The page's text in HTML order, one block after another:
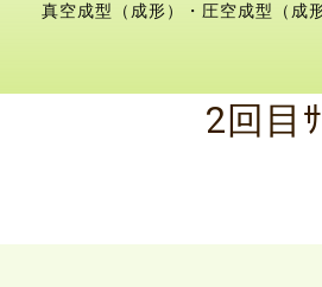
真空成型（成形）・圧空成型（成形
2回目